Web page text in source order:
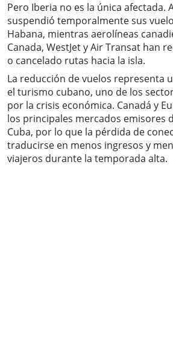
Pero Iberia no es la única afectada.
suspendió temporalmente sus
Habana, mientras aerolíneas
Canada, WestJet y Air Transat han
o cancelado rutas hacia la isla.
La reducción de vuelos representa
el turismo cubano, uno de los
por la crisis económica. Canadá y
los principales mercados emisores
Cuba, por lo que la pérdida de
traducirse en menos ingresos y
viajeros durante la temporada alta.